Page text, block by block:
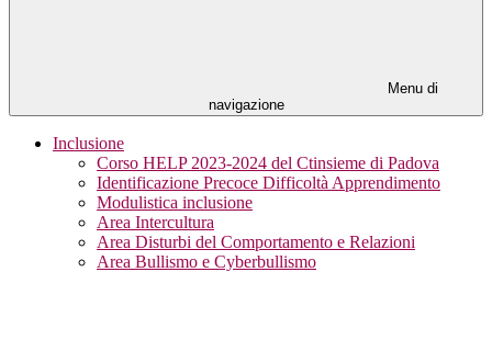
Menu di
navigazione
Inclusione
Corso HELP 2023-2024 del Ctinsieme di Padova
Identificazione Precoce Difficoltà Apprendimento
Modulistica inclusione
Area Intercultura
Area Disturbi del Comportamento e Relazioni
Area Bullismo e Cyberbullismo